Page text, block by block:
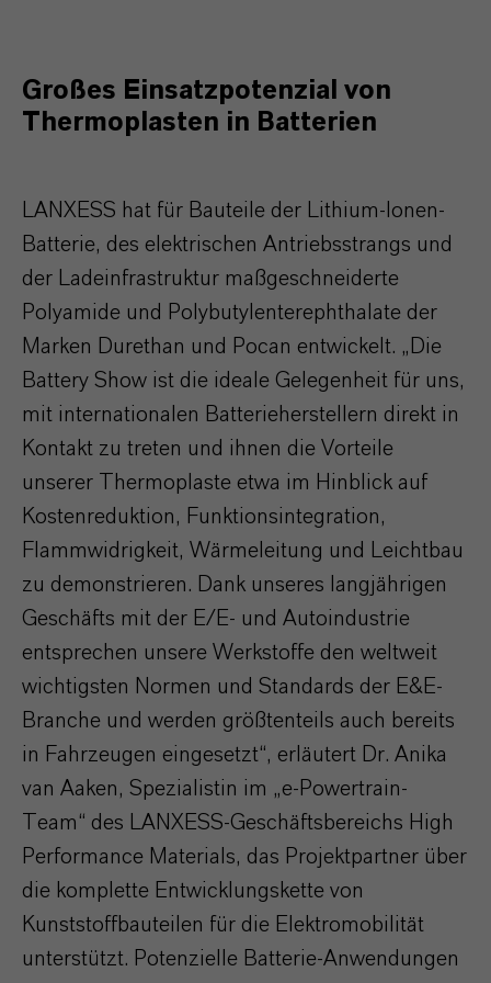
Großes Einsatzpotenzial von
Thermoplasten in Batterien
LANXESS hat für Bauteile der Lithium-Ionen-
Batterie, des elektrischen Antriebsstrangs und
der Ladeinfrastruktur maßgeschneiderte
Polyamide und Polybutylenterephthalate der
Marken Durethan und Pocan entwickelt. „Die
Battery Show ist die ideale Gelegenheit für uns,
mit internationalen Batterieherstellern direkt in
Kontakt zu treten und ihnen die Vorteile
unserer Thermoplaste etwa im Hinblick auf
Kostenreduktion, Funktionsintegration,
Flammwidrigkeit, Wärmeleitung und Leichtbau
zu demonstrieren. Dank unseres langjährigen
Geschäfts mit der E/E- und Autoindustrie
entsprechen unsere Werkstoffe den weltweit
wichtigsten Normen und Standards der E&E-
Branche und werden größtenteils auch bereits
in Fahrzeugen eingesetzt“, erläutert Dr. Anika
van Aaken, Spezialistin im „e-Powertrain-
Team“ des LANXESS-Geschäftsbereichs High
Performance Materials, das Projektpartner über
die komplette Entwicklungskette von
Kunststoffbauteilen für die Elektromobilität
unterstützt. Potenzielle Batterie-Anwendungen